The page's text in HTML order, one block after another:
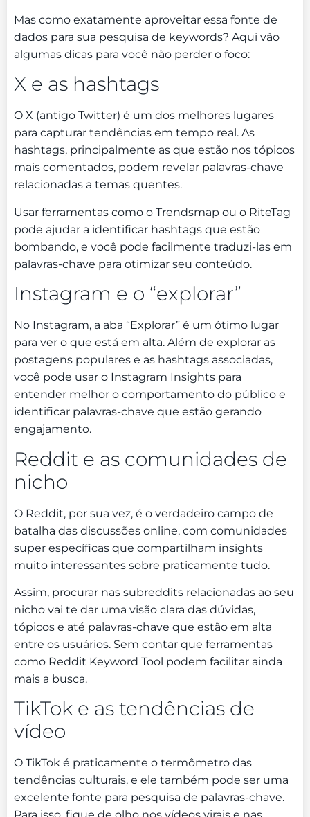
Mas como exatamente aproveitar essa fonte de
dados para sua pesquisa de keywords? Aqui vão
algumas dicas para você não perder o foco:
X e as hashtags
O X (antigo Twitter) é um dos melhores lugares
para capturar tendências em tempo real. As
hashtags, principalmente as que estão nos tópicos
mais comentados, podem revelar palavras-chave
relacionadas a temas quentes.
Usar ferramentas como o Trendsmap ou o RiteTag
pode ajudar a identificar hashtags que estão
bombando, e você pode facilmente traduzi-las em
palavras-chave para otimizar seu conteúdo.
Instagram e o “explorar”
No Instagram, a aba “Explorar” é um ótimo lugar
para ver o que está em alta. Além de explorar as
postagens populares e as hashtags associadas,
você pode usar o Instagram Insights para
entender melhor o comportamento do público e
identificar palavras-chave que estão gerando
engajamento.
Reddit e as comunidades de
nicho
O Reddit, por sua vez, é o verdadeiro campo de
batalha das discussões online, com comunidades
super específicas que compartilham insights
muito interessantes sobre praticamente tudo.
Assim, procurar nas subreddits relacionadas ao seu
nicho vai te dar uma visão clara das dúvidas,
tópicos e até palavras-chave que estão em alta
entre os usuários. Sem contar que ferramentas
como Reddit Keyword Tool podem facilitar ainda
mais a busca.
TikTok e as tendências de
vídeo
O TikTok é praticamente o termômetro das
tendências culturais, e ele também pode ser uma
excelente fonte para pesquisa de palavras-chave.